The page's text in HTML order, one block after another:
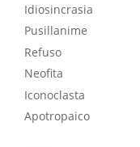
Idiosincrasia
Pusillanime
Refuso
Neofita
Iconoclasta
Apotropaico